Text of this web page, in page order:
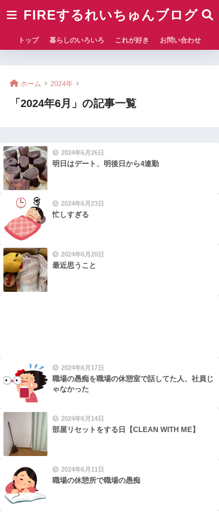
FIREするれいちゅんブログ
トップ 暮らしのいろいろ これが好き お問い合わせ
ホーム 2024年
「2024年6月」の記事一覧
2024年6月26日
明日はデート、明後日から4連勤
2024年6月23日
忙しすぎる
2024年6月20日
最近思うこと
2024年6月17日
職場の愚痴を職場の休憩室で話してた人、社員じ
ゃなかった
2024年6月14日
部屋リセットをする日【CLEAN WITH ME】
2024年6月11日
職場の休憩所で職場の愚痴